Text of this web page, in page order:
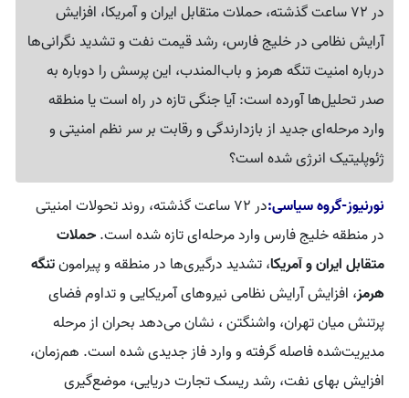
در 72 ساعت گذشته، حملات متقابل ایران و آمریکا، افزایش
آرایش نظامی در خلیج فارس، رشد قیمت نفت و تشدید نگرانی‌ها
درباره امنیت تنگه هرمز و باب‌المندب، این پرسش را دوباره به
صدر تحلیل‌ها آورده است: آیا جنگی تازه در راه است یا منطقه
وارد مرحله‌ای جدید از بازدارندگی و رقابت بر سر نظم امنیتی و
ژئوپلیتیک انرژی شده است؟
نورنیوز-گروه سیاسی:
در ۷۲ ساعت گذشته، روند تحولات امنیتی
در منطقه خلیج فارس وارد مرحله‌ای تازه شده است.حملات
متقابل ایران و آمریکا، تشدید درگیری‌ها در منطقه و پیرامونتنگه
هرمز، افزایش آرایش نظامی نیروهای آمریکایی و تداوم فضای
پرتنش میان تهران، واشنگتن ، نشان می‌دهد بحران از مرحله
مدیریت‌شده فاصله گرفته و وارد فاز جدیدی شده است. هم‌زمان،
افزایش بهای نفت، رشد ریسک تجارت دریایی، موضع‌گیری